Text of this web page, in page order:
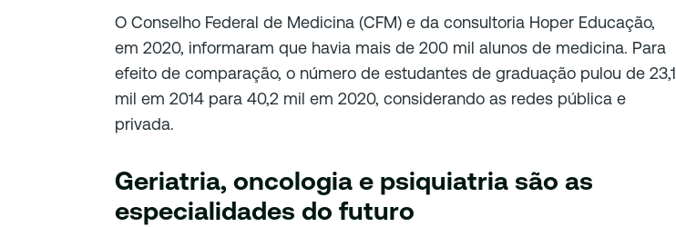
O Conselho Federal de Medicina (CFM) e da consultoria Hoper Educação,
em 2020, informaram que havia mais de 200 mil alunos de medicina. Para
efeito de comparação, o número de estudantes de graduação pulou de 23,1
mil em 2014 para 40,2 mil em 2020, considerando as redes pública e
privada.
Geriatria, oncologia e psiquiatria são as
especialidades do futuro